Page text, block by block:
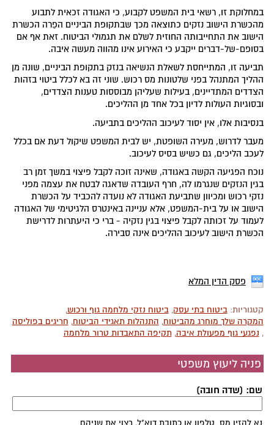
במחלוקת זו, רשאי בית המשפט לקבוע, כי האגודה זכאית לתבוע
מהכשרת הישוב נזקים כתוצאה מכך שבתקופת הביניים הפֵרה הכשרת
הישוב את התחייבותה החוזית לשלם את תגמולי הביטוח. זאת אף אם
בסופם-של-דברים ייקבע כי האירוע אינו מהווה מעשה איבה.
תביעה זו, המתייחסת לשאלת הנשיאה בנזק בתקופת הביניים, שונה מן
ההליך המתנהל בפני שלטונות מס רכוש. שוני זה בא לכלל ביטוי בזהות
הצדדים המתדיינים, בעילות שעליהן מבוססות טענות הצדדים,
ובסוגיות העולות לדיון בכל אחד מן ההליכים.
בנסיבות אלו, אין יסוד לעיכוב ההליכים בתביעה.
מעבר לדרוש, מעירה השופטת, יש לבית המשפט שיקול דעת אם בכלל
לעכב הליכים, גם כשיש בסיס לעיכוב.
נוכח הפגיעה הקשה באגודה, שאינה זוכה לקבל פיצוי במשך זמן רב
בגין הנזקים שנגרמו לה, חרף העובדה שדאגה לבטח את עצמה מפני
נזקי רכוש ומכיוון שתביעת האגודה לא נועדה להכביד על הכשרת
הישוב או על בית-המשפט, אלא עניינה באינטרס הלגיטימי של האגודה
לעמוד על זכותה לקבל פיצוי בגין נזקיה - ברי כי היעתרות לדרישת
הכשרת הישוב לעיכוב ההליכים אינה סבירה.
פסק הדין המלא
קטגוריות:ביטוח בתי עסק,ביטוח נזקי מלחמה גוף ורכוש,
המקרה שלך מוחרג מהביטוח, התנהלות תאגידי הביטוח, חריגים בפוליסה
, נפגעי גוף מפעולת איבה,תקיפה התאבדות טרור מלחמה
פניה ליעוץ משפטי
שם: (שדה חובה)